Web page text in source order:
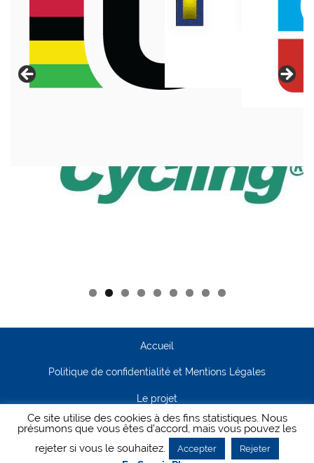
Accueil
Politique de confidentialité et Mentions Légales
Le projet
Contact
Ce site utilise des cookies à des fins statistiques. Nous
présumons que vous êtes d'accord, mais vous pouvez les
rejeter si vous le souhaitez.
Accepter Rejeter